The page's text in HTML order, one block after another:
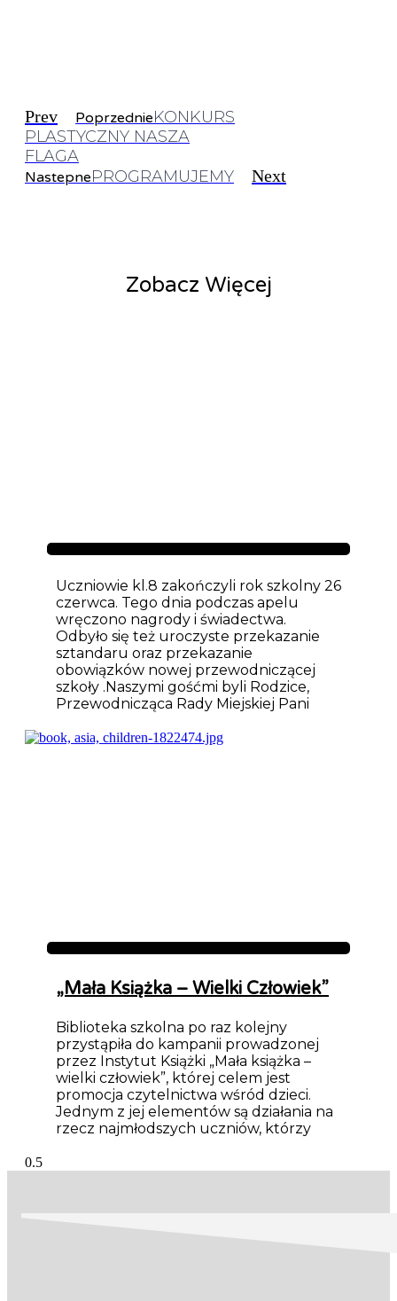
Prev PoprzednieKONKURS
PLASTYCZNY NASZA
FLAGA
NastepnePROGRAMUJEMY Next
Zobacz Więcej
Aktualności
Uczniowie kl.8 zakończyli rok szkolny 26
czerwca. Tego dnia podczas apelu
wręczono nagrody i świadectwa.
Odbyło się też uroczyste przekazanie
sztandaru oraz przekazanie
obowiązków nowej przewodniczącej
szkoły .Naszymi gośćmi byli Rodzice,
Przewodnicząca Rady Miejskiej Pani
Aktualności
„Mała Książka – Wielki Człowiek”
Biblioteka szkolna po raz kolejny
przystąpiła do kampanii prowadzonej
przez Instytut Książki „Mała książka –
wielki człowiek”, której celem jest
promocja czytelnictwa wśród dzieci.
Jednym z jej elementów są działania na
rzecz najmłodszych uczniów, którzy